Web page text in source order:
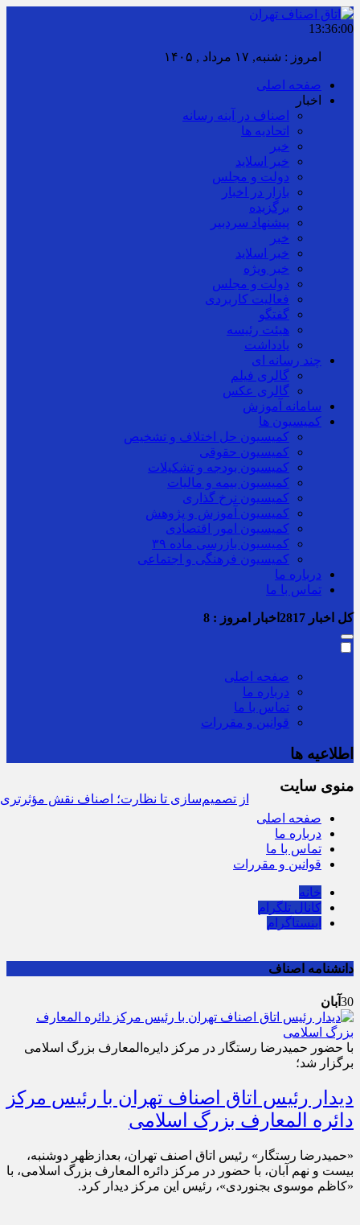
13:36:01
امروز : شنبه, ۱۷ مرداد , ۱۴۰۵
صفحه اصلی
اخبار
اصناف در آینه رسانه
اتحادیه ها
خبر
خبر اسلايد
دولت و مجلس
بازار در اخبار
برگزیده
پیشنهاد سردبیر
خبر
خبر اسلايد
خبر ویژه
دولت و مجلس
فعالیت کاربردی
گفتگو
هیئت رئیسه
یادداشت
چند رسانه ای
گالری فیلم
گالری عکس
سامانه آموزش
کمیسیون ها
کمیسیون حل اختلاف و تشخیص
کمیسیون حقوقی
کمیسیون بودجه و تشکیلات
کمیسیون بیمه و مالیات
کمیسیون نرخ گذاری
کمیسیون آموزش و پژوهش
کمیسیون امور اقتصادی
کمیسیون بازرسی ماده ۳۹
کمیسیون فرهنگی و اجتماعی
درباره ما
تماس با ما
کل اخبار اخبار امروز : 8
صفحه اصلی
درباره ما
تماس با ما
قوانین و مقررات
اطلاعیه ها
از تصمیم‌سازی تا نظارت؛ اصناف نقش مؤثرتری در
منوی سایت
صفحه
اصلی
درباره ما
تماس با ما
خانه
کانال تلگرام
30آبان
با حضور حمیدرضا رستگار در مرکز دایره‌المعارف بزرگ اسلامی
دیدار رئیس اتاق اصناف تهران با رئیس مرکز
دائره المعارف بزرگ اسلامی
«حمیدرضا رستگار» رئیس اتاق اصنف تهران، بعدازظهر دوشنبه،
بیست و نهم آبان، با حضور در مرکز دائره المعارف بزرگ اسلامی، با